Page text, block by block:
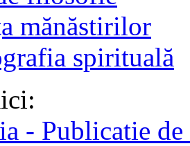
mănăstirilor
spirituală
- Publicatie